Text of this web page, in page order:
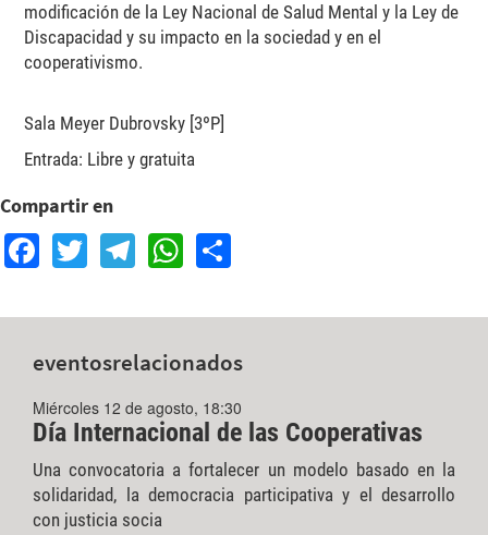
modificación de la Ley Nacional de Salud Mental y la Ley de
Discapacidad y su impacto en la sociedad y en el
cooperativismo.
Sala Meyer Dubrovsky [3ºP]
Entrada: Libre y gratuita
Compartir en
Facebook
TwitterTelegram
WhatsApp
eventosrelacionados
Miércoles 12 de agosto, 18:30
Día Internacional de las Cooperativas
Una convocatoria a fortalecer un modelo basado en la
solidaridad, la democracia participativa y el desarrollo
con justicia socia